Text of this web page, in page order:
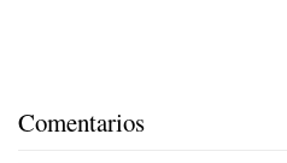
Comentarios